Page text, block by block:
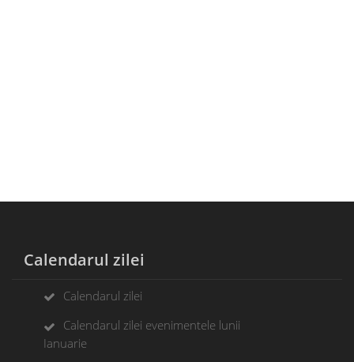
Calendarul zilei
Calendarul zilei
Calendarul zilei evenimentele lunii
Ianuarie